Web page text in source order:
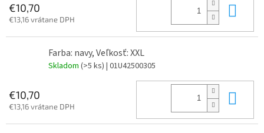
€10,70
€13,16 vrátane DPH
Farba: navy, Veľkosť: XXL
Skladom (>5 ks) | 01U42500305
€10,70
€13,16 vrátane DPH